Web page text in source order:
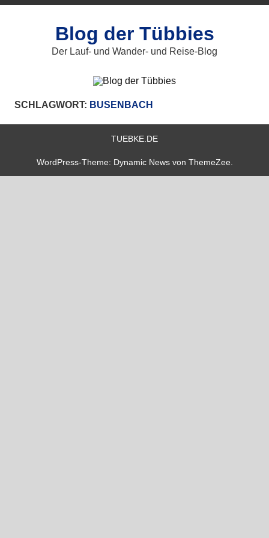
Zum
Blog der Tübbies
Der Lauf- und Wander- und Reise-Blog
SCHLAGWORT: BUSENBACH
TUEBKE.DE
WordPress-Theme: Dynamic News von ThemeZee.